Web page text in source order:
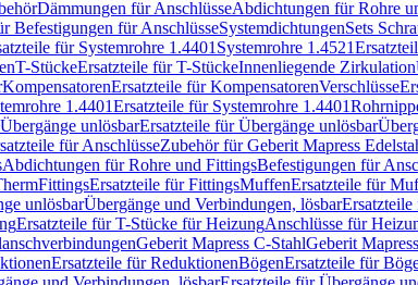
Dämmungen für AnschlüsseAbdichtungen für Rohre
Befestigungen für AnschlüsseSystemdichtungenSets
für Systemrohre 1.4401 Systemrohre 1.4521
T-StückeErsatzteile für T-StückeInnenliegende Zirkulation
KompensatorenErsatzteile für KompensatorenVerschlüsse
1.4401Ersatzteile für Systemrohre 1.4401
Übergänge unlösbarErsatzteile für Übergänge unlösbar
für AnschlüsseZubehör für Geberit Mapress
Abdichtungen für Rohre und FittingsBefestigungen für
FittingsErsatzteile für FittingsMuffenErsatzteile für
unlösbarÜbergänge und Verbindungen, lösbar
Ersatzteile für T-Stücke für HeizungAnschlüsse für
Geberit Mapress C-StahlGeberit
Ersatzteile für ReduktionenBögenErsatzteile für